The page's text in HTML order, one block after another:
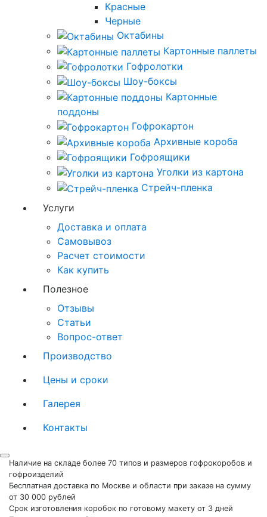
Красные
Черные
Октабины
Картонные паллеты
Гофролотки
Шоу-боксы
Картонные
поддоны
Гофрокартон
Архивные короба
Гофроящики
Уголки из картона
Стрейч-пленка
Услуги
Доставка и оплата
Самовывоз
Расчет стоимости
Как купить
Полезное
Отзывы
Статьи
Вопрос-ответ
Производство
Цены и сроки
Галерея
Контакты
Наличие на складе более 70 типов и размеров гофрокоробов и
гофроизделий
Бесплатная доставка по Москве и области при заказе на сумму
от 30 000 рублей
Срок изготовления коробок по готовому макету от 3 дней